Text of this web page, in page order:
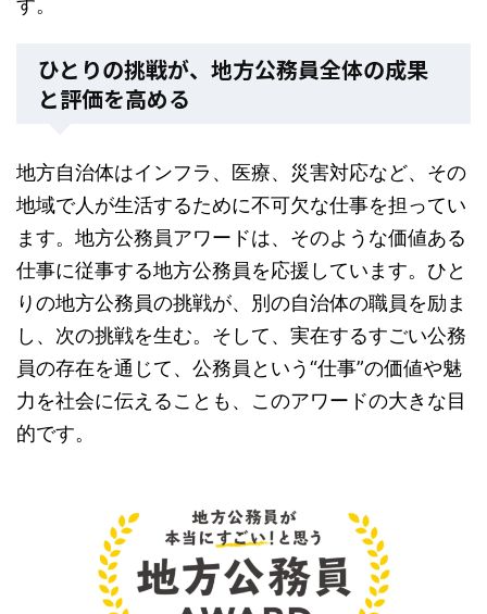
す。
ひとりの挑戦が、地方公務員全体の成果
と評価を高める
地方自治体はインフラ、医療、災害対応など、その
地域で人が生活するために不可欠な仕事を担ってい
ます。地方公務員アワードは、そのような価値ある
仕事に従事する地方公務員を応援しています。ひと
りの地方公務員の挑戦が、別の自治体の職員を励ま
し、次の挑戦を生む。そして、実在するすごい公務
員の存在を通じて、公務員という“仕事”の価値や魅
力を社会に伝えることも、このアワードの大きな目
的です。